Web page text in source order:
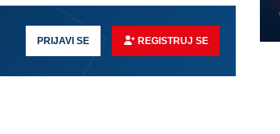
PRIJAVI SE REGISTRUJ SE